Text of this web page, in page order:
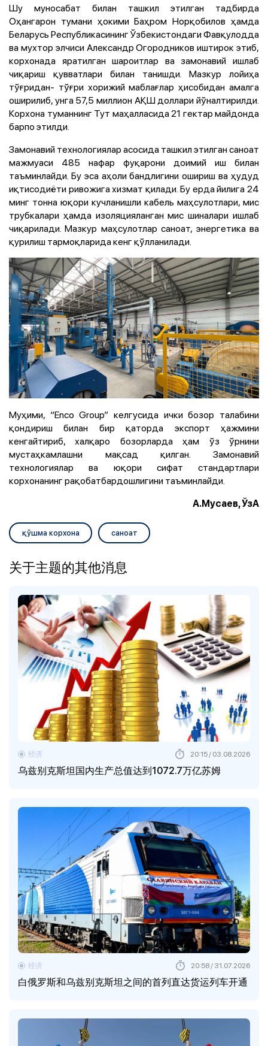
Шу муносабат билан ташкил этилган тадбирда
Оҳангарон тумани ҳокими Баҳром Норқобилов ҳамда
Беларусь Республикасининг Ўзбекистондаги Фавқулодда
ва мухтор элчиси Александр Огородников иштирок этиб,
корхонада яратилган шароитлар ва замонавий ишлаб
чиқариш қувватлари билан танишди. Мазкур лойиҳа
тўғридан- тўғри хорижий маблағлар ҳисобидан амалга
оширилиб, унга 57,5 миллион АҚШ доллари йўналтирилди.
Корхона туманнинг Тут маҳалласида 21 гектар майдонда
барпо этилди.
Замонавий технологиялар асосида ташкил этилган саноат
мажмуаси 485 нафар фуқарони доимий иш билан
таъминлайди. Бу эса аҳоли бандлигини ошириш ва ҳудуд
иқтисодиёти ривожига хизмат қилади. Бу ерда йилига 24
минг тонна юқори кучланишли кабель маҳсулотлари, мис
трубкалари ҳамда изоляцияланган мис шиналари ишлаб
чиқарилади. Мазкур маҳсулотлар саноат, энергетика ва
қурилиш тармоқларида кенг қўлланилади.
Муҳими, “Enco Group” келгусида ички бозор талабини
қондириш билан бир қаторда экспорт ҳажмини
кенгайтириб, халқаро бозорларда ҳам ўз ўрнини
мустаҳкамлашни мақсад қилган. Замонавий
технологиялар ва юқори сифат стандартлари
корхонанинг рақобатбардошлигини таъминлайди.
А.Мусаев, ЎзА
қўшма корхона саноат
关于主题的其他消息
乌兹别克斯坦国内生产总值达到1072.7万亿苏姆
经济 20:15 / 03.08.2026
白俄罗斯和乌兹别克斯坦之间的首列直达货运列车开通
经济 20:58 / 31.07.2026